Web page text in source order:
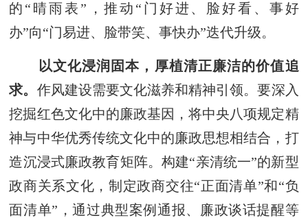
的“晴雨表”，推动“门好进、脸好看、事好
办”向“门易进、脸带笑、事快办”迭代升级。
以文化浸润固本，厚植清正廉洁的价值追
求。 作风建设需要文化滋养和精神引领。要深入
挖掘红色文化中的廉政基因，将中央八项规定精
神与中华优秀传统文化中的廉政思想相结合，打
造沉浸式廉政教育矩阵。构建“亲清统一”的新型
政商关系文化，制定政商交往“正面清单”和“负
面清单”，通过典型案例通报、廉政谈话提醒等